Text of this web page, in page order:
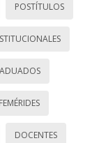
POSTÍTULOS
DOCENTES